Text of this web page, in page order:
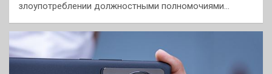
злоупотреблении должностными полномочиями…